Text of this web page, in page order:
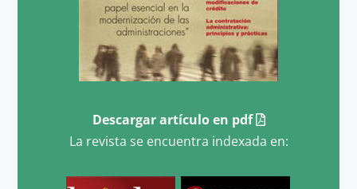
Descargar artículo en pdf
La revista se encuentra indexada en: